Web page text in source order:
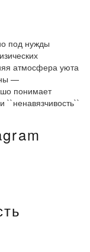
под нужды
атмосфера уюта
—
понимает
``ненавязчивость``